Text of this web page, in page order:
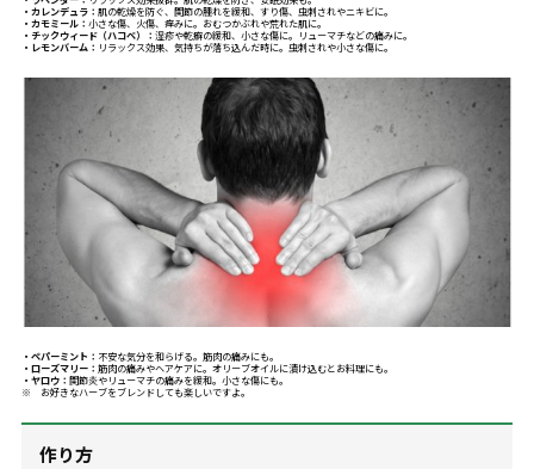
・カレンデュラ： 肌の乾燥を防ぐ、関節の腫れを緩和、すり傷、虫刺されやニキビに。
・カモミール： 小さな傷、火傷、痒みに。おむつかぶれや荒れた肌に。
・チックウィード（ハコベ）： 湿疹や乾癬の緩和、小さな傷に。リューマチなどの痛みに。
・レモンバーム： リラックス効果、気持ちが落ち込んだ時に。虫刺されや小さな傷に。
・ペパーミント： 不安な気分を和らげる。筋肉の痛みにも。
・ローズマリー： 筋肉の痛みやヘアケアに。オリーブオイルに漬け込むとお料理にも。
・ヤロウ： 関節炎やリューマチの痛みを緩和。小さな傷にも。
※ お好きなハーブをブレンドしても楽しいですよ。
作り方